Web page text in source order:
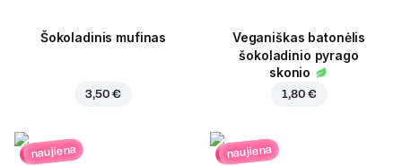
Šokoladinis mufinas
3,50 €
Veganiškas batonėlis
šokoladinio pyrago
skonio
1,80 €
naujiena naujiena